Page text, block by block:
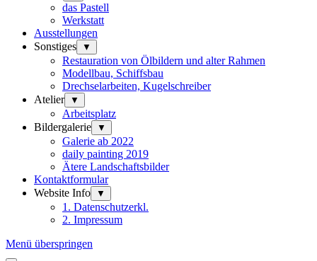
das Pastell
Werkstatt
Ausstellungen
Sonstiges
▼
Restauration von Ölbildern und alter Rahmen
Modellbau, Schiffsbau
Drechselarbeiten, Kugelschreiber
Atelier
▼
Arbeitsplatz
Bildergalerie
▼
Galerie ab 2022
daily painting 2019
Ätere Landschaftsbilder
Kontaktformular
Website Info
▼
1. Datenschutzerkl.
2. Impressum
Menü überspringen